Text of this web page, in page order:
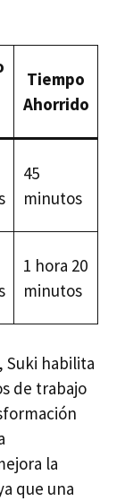
Tiempo
Ahorrido
45
minutos
1 hora 20
minutos
Suki habilita
de trabajo
la
que una